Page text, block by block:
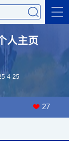
人主页
-4-25
27